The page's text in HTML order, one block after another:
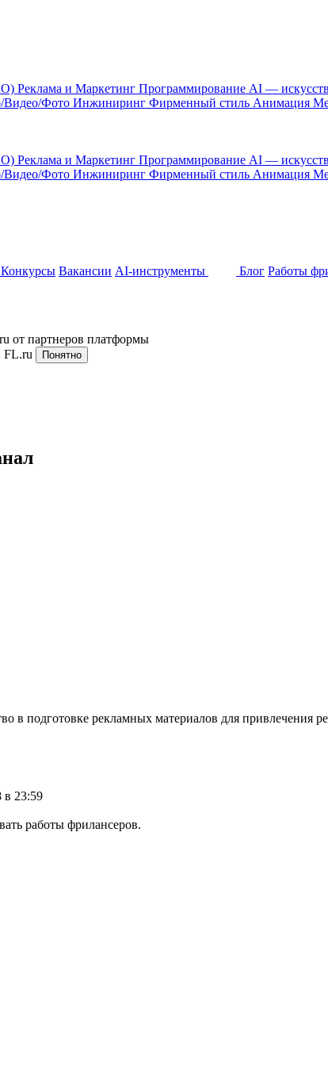
Реклама и Маркетинг Программирование AI —
Видео/Фото Инжиниринг Фирменный стиль Анимация
Реклама и Маркетинг Программирование AI —
Видео/Фото Инжиниринг Фирменный стиль Анимация
Конкурсы Вакансии AI-инструменты Блог Работы
от партнеров платформы
FL.ru
Понятно
в подготовке рекламных материалов для привлечения
в 23:59
работы фрилансеров.